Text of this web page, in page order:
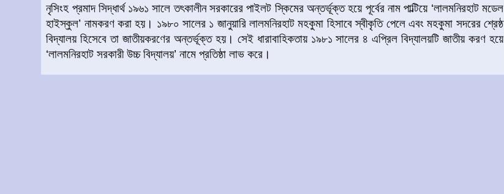
নৃসিংহ প্রমাদ সিদ্ধার্থ ১৯৬১ সালে তৎকালীন সরকারের পাইলট স্কিমের অন্তর্ভূক্ত হয়ে পূর্বের নাম পাল্টিয়ে ‘লালমনিরহাট মডেল
হাইস্কুল’ নামকরণ করা হয়। ১৯৮০ সালের ১ জানুয়ারি লালমনিরহাট মহকুমা হিসাবে স্বীকৃতি পেলে এবং মহকুমা সদরের শ্রেষ্ঠ
বিদ্যালয় হিসেবে তা জাতীয়করণের অন্তর্ভূক্ত হয়। সেই ধারাবাহিকতায় ১৯৮১ সালের ৪ এপ্রিল বিদ্যালয়টি জাতীয় করণ হয়ে
‘লালমনিরহাট সরকারী উচ্চ বিদ্যালয়’ নামে প্রতিষ্ঠা লাভ করে।